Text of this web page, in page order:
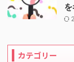
カテゴリー